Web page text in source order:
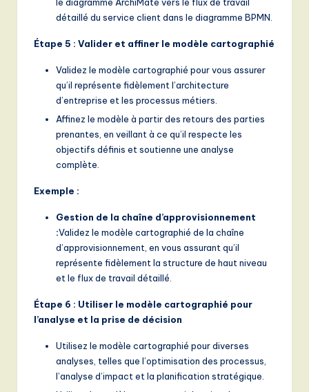
détaillé du service client dans le diagramme BPMN.
Étape 5 : Valider et affiner le modèle cartographié
Validez le modèle cartographié pour vous assurer
qu’il représente fidèlement l’architecture
d’entreprise et les processus métiers.
Affinez le modèle à partir des retours des parties
prenantes, en veillant à ce qu’il respecte les
objectifs définis et soutienne une analyse
complète.
Exemple :
Gestion de la chaîne d’approvisionnement
:Validez le modèle cartographié de la chaîne
d’approvisionnement, en vous assurant qu’il
représente fidèlement la structure de haut niveau
et le flux de travail détaillé.
Étape 6 : Utiliser le modèle cartographié pour
l’analyse et la prise de décision
Utilisez le modèle cartographié pour diverses
analyses, telles que l’optimisation des processus,
l’analyse d’impact et la planification stratégique.